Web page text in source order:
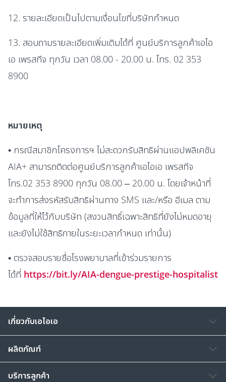
12. รายละเอียดเป็นไปตามเงื่อนไขที่บริษัทกำหนด
13. สอบถามรายละเอียดเพิ่มเติมได้ที่ ศูนย์บริการลูกค้าเอไอ
เอ เพรสทีจ ทุกวัน เวลา 08.00 - 20.00 น. โทร. 02 353
8900
หมายเหตุ
• กรณีสมาชิกโครงการฯ ไม่สะดวกรับสิทธิผ่านแอปพลิเคชัน
AIA+ สามารถติดต่อศูนย์บริการลูกค้าเอไอเอ เพรสทีจ
โทร.02 353 8900 ทุกวัน 08.00 – 20.00 น. โดยเจ้าหน้าที่
จะทำการส่งรหัสรับสิทธิผ่านทาง SMS และ/หรือ อีเมล ตาม
ข้อมูลที่ให้ไว้กับบริษัท (สงวนสิทธิ์เฉพาะสิทธิที่ยังไม่หมดอายุ
และยังไม่ใช้สิทธิภายในระยะเวลากำหนด เท่านั้น)
• ตรวจสอบรายชื่อโรงพยาบาลที่เข้าร่วมรายการ
ได้ที่ https://bit.ly/AIA-dengue-prestige-hospitalist
เกี่ยวกับเอไอเอ
ผลิตภัณฑ์
บริการลูกค้า